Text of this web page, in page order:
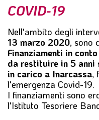
COVID-19
Nell'ambito degli
13 marzo 2020, sono
Finanziamenti in
da restituire in 5 anni
in carico a Inarcassa,
l'emergenza Covid-19.
I finanziamenti sono
l'Istituto Tesoriere